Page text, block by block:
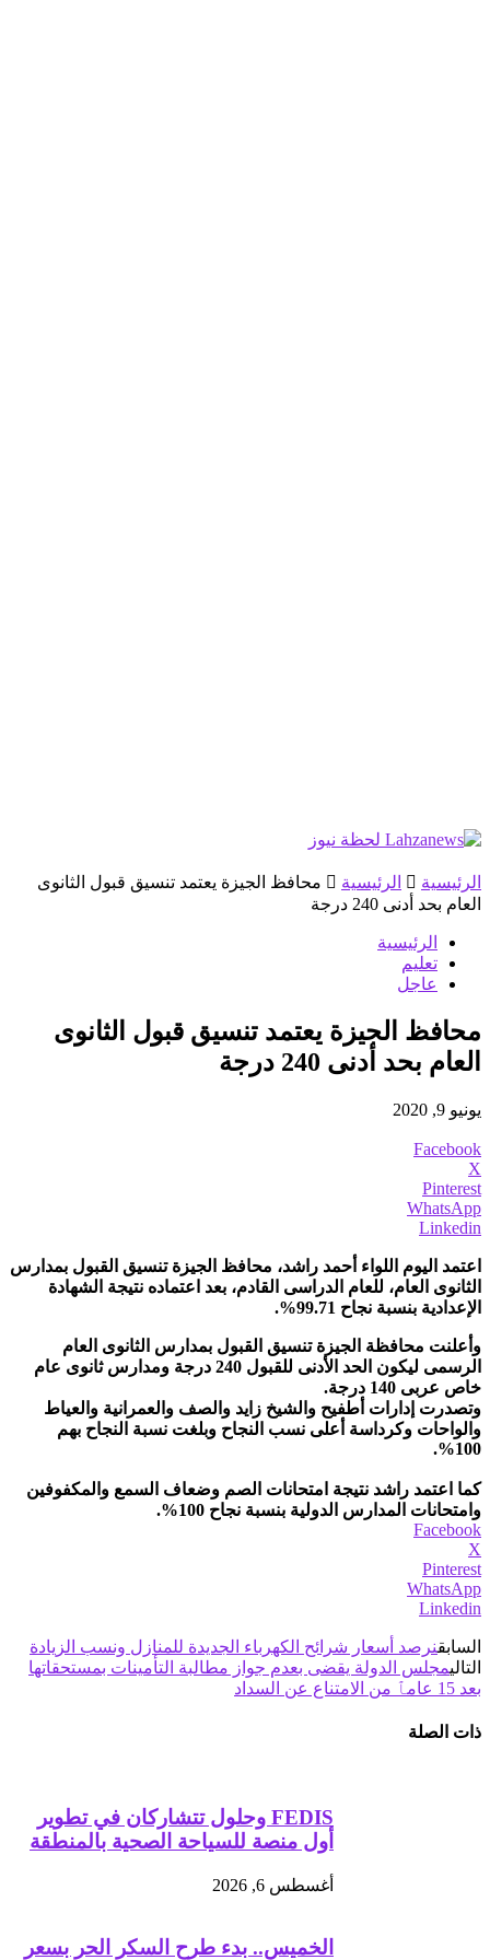
الرئيسية الرئيسية
محافظ الجيزة يعتمد تنسيق قبول الثانوى
العام بحد أدنى 240 درجة
الرئيسية
تعليم
عاجل
محافظ الجيزة يعتمد تنسيق قبول الثانوى
العام بحد أدنى 240 درجة
يونيو 9, 2020
Facebook
X
Pinterest
WhatsApp
Linkedin
اعتمد اليوم اللواء أحمد راشد، محافظ الجيزة تنسيق القبول بمدارس
الثانوى العام، للعام الدراسى القادم، بعد اعتماده نتيجة الشهادة
الإعدادية بنسبة نجاح 99.71%.
وأعلنت محافظة الجيزة تنسيق القبول بمدارس الثانوى العام
الرسمى ليكون الحد الأدنى للقبول 240 درجة و
مدارس ثانوى عام
خاص عربى 140 درجة.
وتصدرت إدارات أطفيح والشيخ زايد والصف والعمرانية والعياط
والواحات وكرداسة أعلى نسب النجاح وبلغت نسبة النجاح بهم
100%.
كما اعتمد راشد نتيجة امتحانات الصم وضعاف السمع والمكفوفين
وامتحانات المدارس الدولية بنسبة نجاح 100%.
Facebook
X
Pinterest
WhatsApp
Linkedin
السابقنرصد أسعار شرائح الكهرباء الجديدة للمنازل ونسب الزيادة
التاليمجلس الدولة يقضى بعدم جواز مطالبة التأمينات بمستحقاتها
بعد 15 عامٱ من الامتناع عن السداد
ذات الصلة
FEDIS وحلول تتشاركان في تطوير
أول منصة للسياحة الصحية بالمنطقة
أغسطس 6, 2026
الخميس.. بدء طرح السكر الحر بسعر